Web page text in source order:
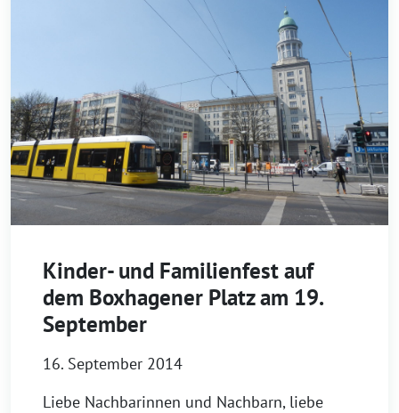
Kinder- und Familienfest auf
dem Boxhagener Platz am 19.
September
16. September 2014
Liebe Nachbarinnen und Nachbarn, liebe